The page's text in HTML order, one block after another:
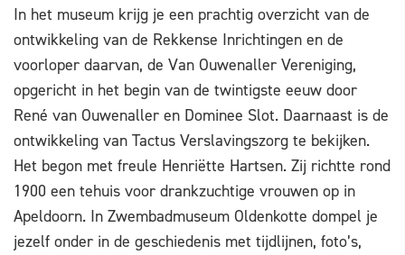
In het museum krijg je een prachtig overzicht van de
ontwikkeling van de Rekkense Inrichtingen en de
voorloper daarvan, de Van Ouwenaller Vereniging,
opgericht in het begin van de twintigste eeuw door
René van Ouwenaller en Dominee Slot. Daarnaast is de
ontwikkeling van Tactus Verslavingszorg te bekijken.
Het begon met freule Henriëtte Hartsen. Zij richtte rond
1900 een tehuis voor drankzuchtige vrouwen op in
Apeldoorn. In Zwembadmuseum Oldenkotte dompel je
jezelf onder in de geschiedenis met tijdlijnen, foto’s,